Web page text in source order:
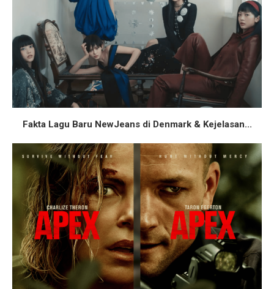
Fakta Lagu Baru NewJeans di Denmark & Kejelasan...